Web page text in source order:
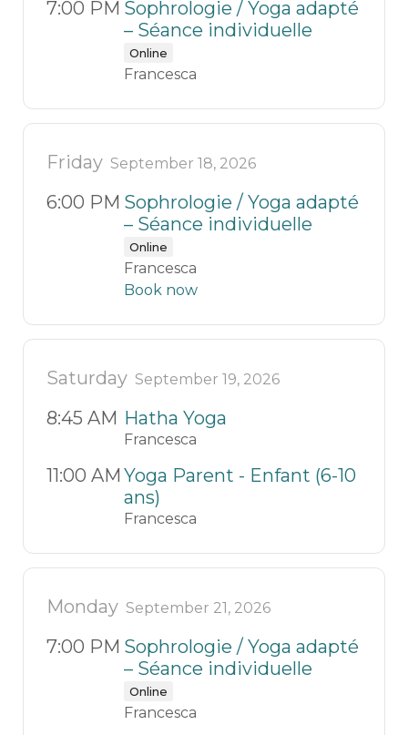
7:00 PM Sophrologie / Yoga adapté
– Séance individuelle
Online
Francesca
Friday September 18, 2026
6:00 PM Sophrologie / Yoga adapté
– Séance individuelle
Online
Francesca
Book now
Saturday September 19, 2026
8:45 AM Hatha Yoga
Francesca
11:00 AM Yoga Parent - Enfant (6-10
ans)
Francesca
Monday September 21, 2026
7:00 PM Sophrologie / Yoga adapté
– Séance individuelle
Online
Francesca